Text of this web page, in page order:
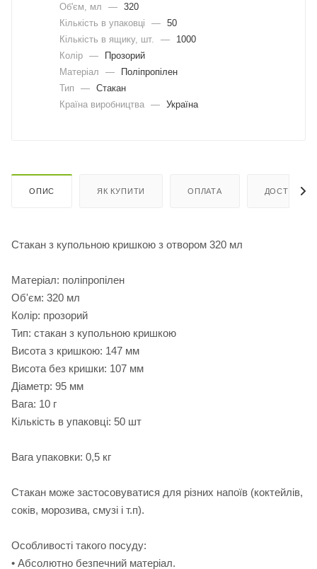
Об'єм, мл
— 320
Кількість в упаковці
— 50
Кількість в ящику, шт.
—
1000
Колір —
Прозорий
Матеріал
—
Поліпропілен
Тип
— Стакан
Країна виробництва — Україна
ОПИС ЯК КУПИТИ ОПЛАТА ДОСТАВКА
Стакан з купольною кришкою з отвором 320 мл
Матеріал: поліпропілен
Об'єм: 320 мл
Колір: прозорий
Тип: стакан з купольною кришкою
Висота з кришкою: 147 мм
Висота без кришки: 107 мм
Діаметр: 95 мм
Вага: 10 г
Кількість в упаковці: 50 шт
Вага упаковки: 0,5 кг
Стакан може застосовуватися для різних напоїв (коктейлів,
соків, морозива, смузі і т.п).
Особливості такого посуду:
• Абсолютно безпечний матеріал.